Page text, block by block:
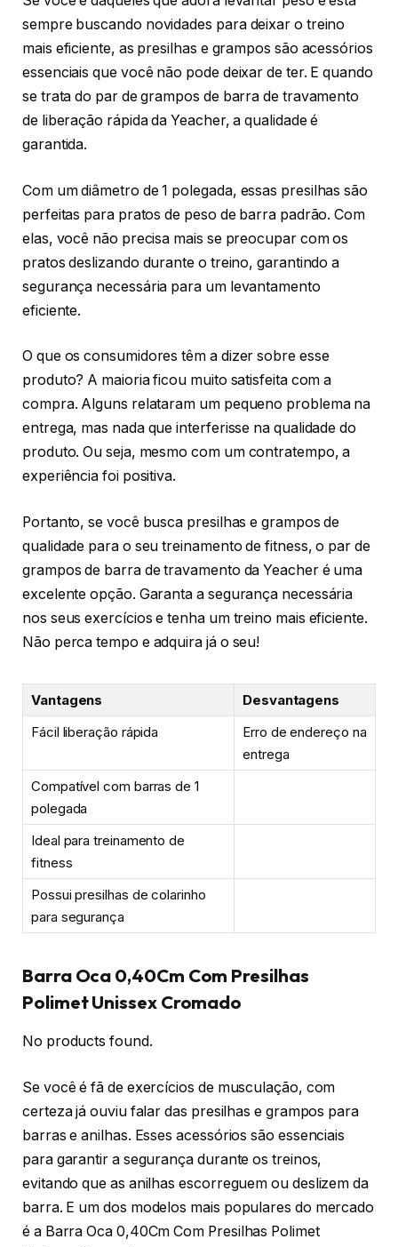
sempre buscando novidades para deixar o treino
mais eficiente, as presilhas e grampos são acessórios
essenciais que você não pode deixar de ter. E quando
se trata do par de grampos de barra de travamento
de liberação rápida da Yeacher, a qualidade é
garantida.
Com um diâmetro de 1 polegada, essas presilhas são
perfeitas para pratos de peso de barra padrão. Com
elas, você não precisa mais se preocupar com os
pratos deslizando durante o treino, garantindo a
segurança necessária para um levantamento
eficiente.
O que os consumidores têm a dizer sobre esse
produto? A maioria ficou muito satisfeita com a
compra. Alguns relataram um pequeno problema na
entrega, mas nada que interferisse na qualidade do
produto. Ou seja, mesmo com um contratempo, a
experiência foi positiva.
Portanto, se você busca presilhas e grampos de
qualidade para o seu treinamento de fitness, o par de
grampos de barra de travamento da Yeacher é uma
excelente opção. Garanta a segurança necessária
nos seus exercícios e tenha um treino mais eficiente.
Não perca tempo e adquira já o seu!
Vantagens
Desvantagens
Fácil liberação rápida
Erro de endereço na
entrega
Compatível com barras de 1
polegada
Ideal para treinamento de
fitness
Possui presilhas de colarinho
para segurança
Barra Oca 0,40Cm Com Presilhas
Polimet Unissex Cromado
No products found.
Se você é fã de exercícios de musculação, com
certeza já ouviu falar das presilhas e grampos para
barras e anilhas. Esses acessórios são essenciais
para garantir a segurança durante os treinos,
evitando que as anilhas escorreguem ou deslizem da
barra. E um dos modelos mais populares do mercado
é a Barra Oca 0,40Cm Com Presilhas Polimet